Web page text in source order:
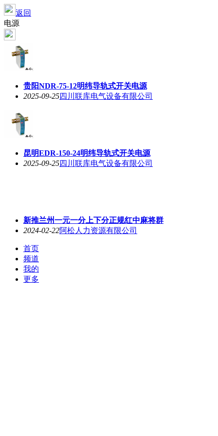
返回
电源
贵阳NDR-75-12明纬导轨式开关电源
2025-09-25四川联库电气设备有限公司
昆明EDR-150-24明纬导轨式开关电源
2025-09-25四川联库电气设备有限公司
新推兰州一元一分上下分正规红中麻将群
2024-02-22阿松人力资源有限公司
首页
频道
我的
更多